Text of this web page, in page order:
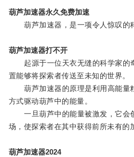
葫芦加速器永久免费加速
葫芦加速器，是一项令人惊叹的
葫芦加速器打不开
起源于一位天衣无缝的科学家的
置能够将探索者传送至未知的世界。
葫芦加速器的原理是利用高能量
方式驱动葫芦中的能量。
一旦葫芦中的能量被激发，它会
场，使探索者在其中获得前所未有的
葫芦加速器2024